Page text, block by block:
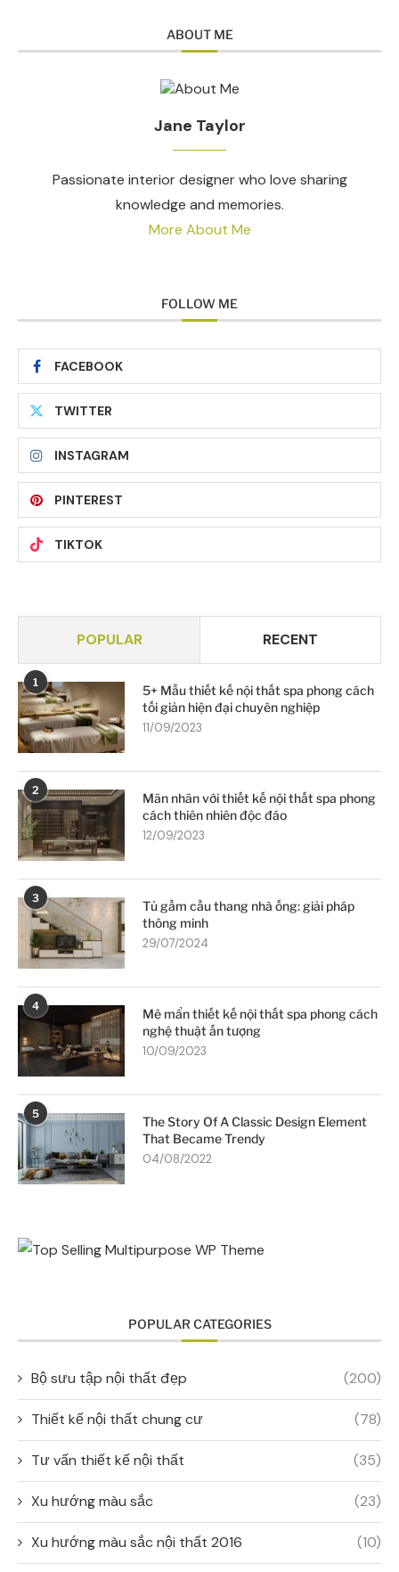
ABOUT ME
Jane Taylor
Passionate interior designer who love sharing
knowledge and memories.
More About Me
FOLLOW ME
FACEBOOK
TWITTER
INSTAGRAM
PINTEREST
TIKTOK
POPULAR RECENT
1
5+ Mẫu thiết kế nội thất spa phong cách
tối giản hiện đại chuyên nghiệp
11/09/2023
2
Mãn nhãn với thiết kế nội thất spa phong
cách thiên nhiên độc đáo
12/09/2023
3
Tủ gầm cầu thang nhà ống: giải pháp
thông minh
29/07/2024
4
Mê mẩn thiết kế nội thất spa phong cách
nghệ thuật ấn tượng
10/09/2023
5
The Story Of A Classic Design Element
That Became Trendy
04/08/2022
POPULAR CATEGORIES
Bộ sưu tập nội thất đẹp (200)
Thiết kế nội thất chung cư (78)
Tư vấn thiết kế nội thất (35)
Xu hướng màu sắc (23)
Xu hướng màu sắc nội thất 2016 (10)